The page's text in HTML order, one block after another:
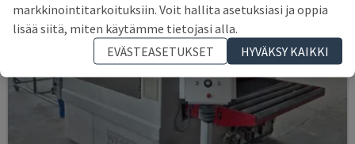
markkinointitarkoituksiin. Voit hallita asetuksiasi ja oppia
lisää siitä, miten käytämme tietojasi alla.
EVÄSTEASETUKSET
HYVÄKSY KAIKKI